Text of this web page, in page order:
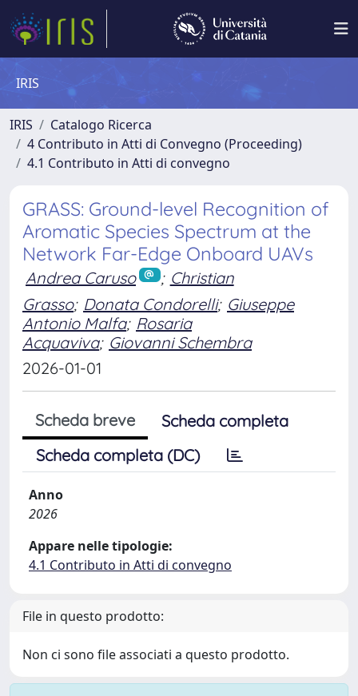
IRIS
IRIS
Catalogo Ricerca
4 Contributo in Atti di Convegno (Proceeding)
4.1 Contributo in Atti di convegno
GRASS: Ground-level Recognition of
Aromatic Species Spectrum at the
Network Far-Edge Onboard UAVs
Andrea Caruso ; Christian
Grasso; Donata Condorelli; Giuseppe
Antonio Malfa; Rosaria
Acquaviva; Giovanni Schembra
2026-01-01
Scheda breve
Scheda completa
Scheda completa (DC)
Anno
2026
Appare nelle tipologie:
4.1 Contributo in Atti di convegno
File in questo prodotto:
Non ci sono file associati a questo prodotto.